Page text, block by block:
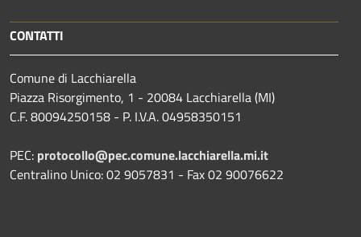
CONTATTI
Comune di Lacchiarella
Piazza Risorgimento, 1 - 20084 Lacchiarella (MI)
C.F. 80094250158 - P. I.V.A. 04958350151
PEC: protocollo@pec.comune.lacchiarella.mi.it
Centralino Unico: 02 9057831 - Fax 02 90076622